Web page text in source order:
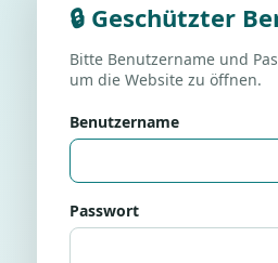
🔒 Geschützter
Bitte Benutzername und
um die Website zu öffnen.
Benutzername
Passwort